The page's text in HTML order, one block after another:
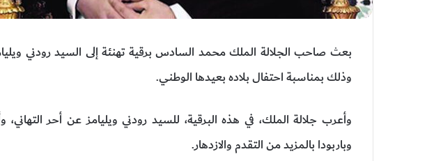
بعث صاحب الجلالة الملك محمد السادس برقية تهنئة إلى السيد رودني ويليامز،
وذلك بمناسبة احتفال بلاده بعيدها الوطني.
وأعرب جلالة الملك، في هذه البرقية، للسيد رودني ويليامز عن أحر
وباربودا بالمزيد من التقدم والازدهار.